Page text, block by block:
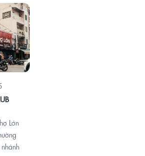
Lớn